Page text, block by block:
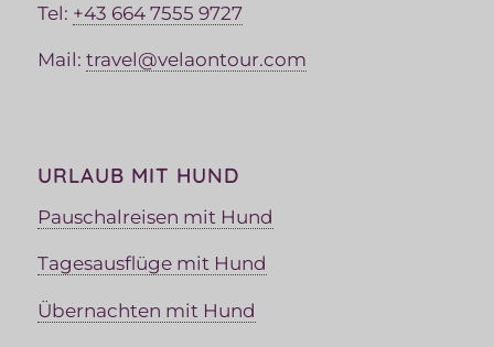
Tel: +43 664 7555 9727
Mail: travel@velaontour.com
URLAUB MIT HUND
Pauschalreisen mit Hund
Tagesausflüge mit Hund
Übernachten mit Hund